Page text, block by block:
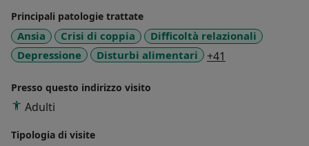
Principali patologie trattate
Ansia Crisi di coppia
Difficoltà relazionali
Depressione
Disturbi alimentari +41
Presso questo indirizzo visito
Adulti
Tipologia di visite